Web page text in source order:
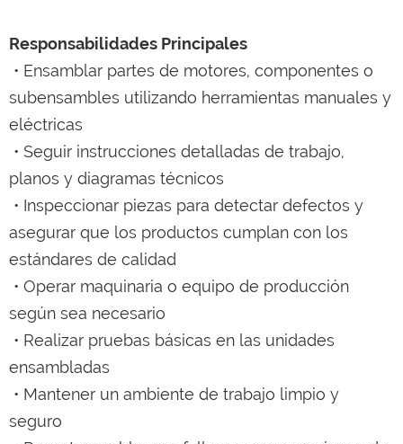
Responsabilidades Principales
• Ensamblar partes de motores, componentes o
subensambles utilizando herramientas manuales y
eléctricas
• Seguir instrucciones detalladas de trabajo,
planos y diagramas técnicos
• Inspeccionar piezas para detectar defectos y
asegurar que los productos cumplan con los
estándares de calidad
• Operar maquinaria o equipo de producción
según sea necesario
• Realizar pruebas básicas en las unidades
ensambladas
• Mantener un ambiente de trabajo limpio y
seguro